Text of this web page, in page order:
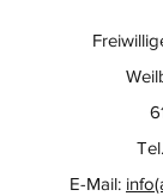
E-Mail: